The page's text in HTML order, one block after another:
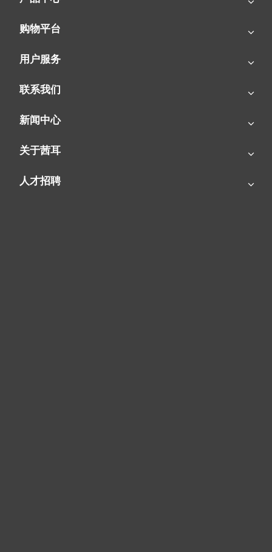
许危害热交换器功效。
然不但会阻碍放热反应，还会让制冷压缩机承担太大负载而减少寿
线路返潮短路故障，或出现触电事故事故。
购物平台
用户服务
联系我们
新闻中心
关于茜耳
人才招聘